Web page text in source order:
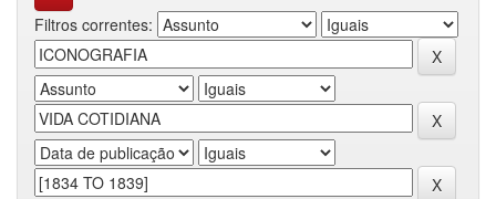
Filtros correntes: